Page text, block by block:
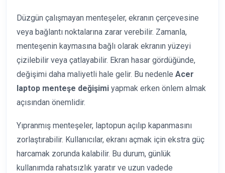
Düzgün çalışmayan menteşeler, ekranın çerçevesine
veya bağlantı noktalarına zarar verebilir. Zamanla,
menteşenin kaymasına bağlı olarak ekranın yüzeyi
çizilebilir veya çatlayabilir. Ekran hasar gördüğünde,
değişimi daha maliyetli hale gelir. Bu nedenle Acer
laptop menteşe değişimi yapmak erken önlem almak
açısından önemlidir.
Yıpranmış menteşeler, laptopun açılıp kapanmasını
zorlaştırabilir. Kullanıcılar, ekranı açmak için ekstra güç
harcamak zorunda kalabilir. Bu durum, günlük
kullanımda rahatsızlık yaratır ve uzun vadede